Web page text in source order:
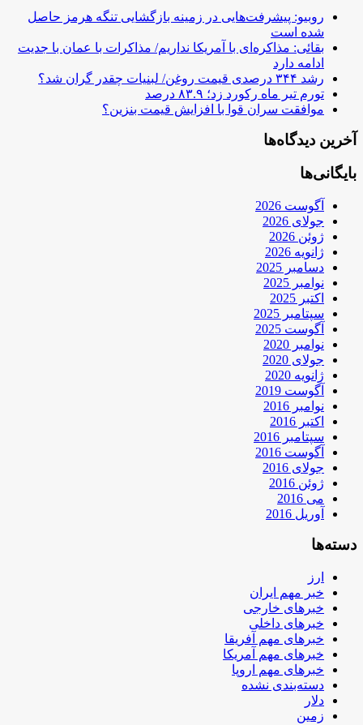
روبیو: پیشرفت‌هایی در زمینه بازگشایی تنگه هرمز حاصل
شده است
بقائی: مذاکره‌ای با آمریکا نداریم/ مذاکرات با عمان با جدیت
ادامه دارد
رشد ۳۴۴ درصدی قیمت روغن/ لبنیات چقدر گران شد؟
تورم تیر ماه رکورد زد؛ ۸۳.۹ درصد
موافقت سران قوا با افزایش قیمت بنزین؟
آخرین دیدگاه‌ها
بایگانی‌ها
آگوست 2026
جولای 2026
ژوئن 2026
ژانویه 2026
دسامبر 2025
نوامبر 2025
اکتبر 2025
سپتامبر 2025
آگوست 2025
نوامبر 2020
جولای 2020
ژانویه 2020
آگوست 2019
نوامبر 2016
اکتبر 2016
سپتامبر 2016
آگوست 2016
جولای 2016
ژوئن 2016
می 2016
آوریل 2016
دسته‌ها
ارز
خبر مهم ایران
خبرهای خارجی
خبرهای داخلی
خبرهای مهم آفریقا
خبرهای مهم آمریکا
خبرهای مهم اروپا
دسته‌بندی نشده
دلار
زمین